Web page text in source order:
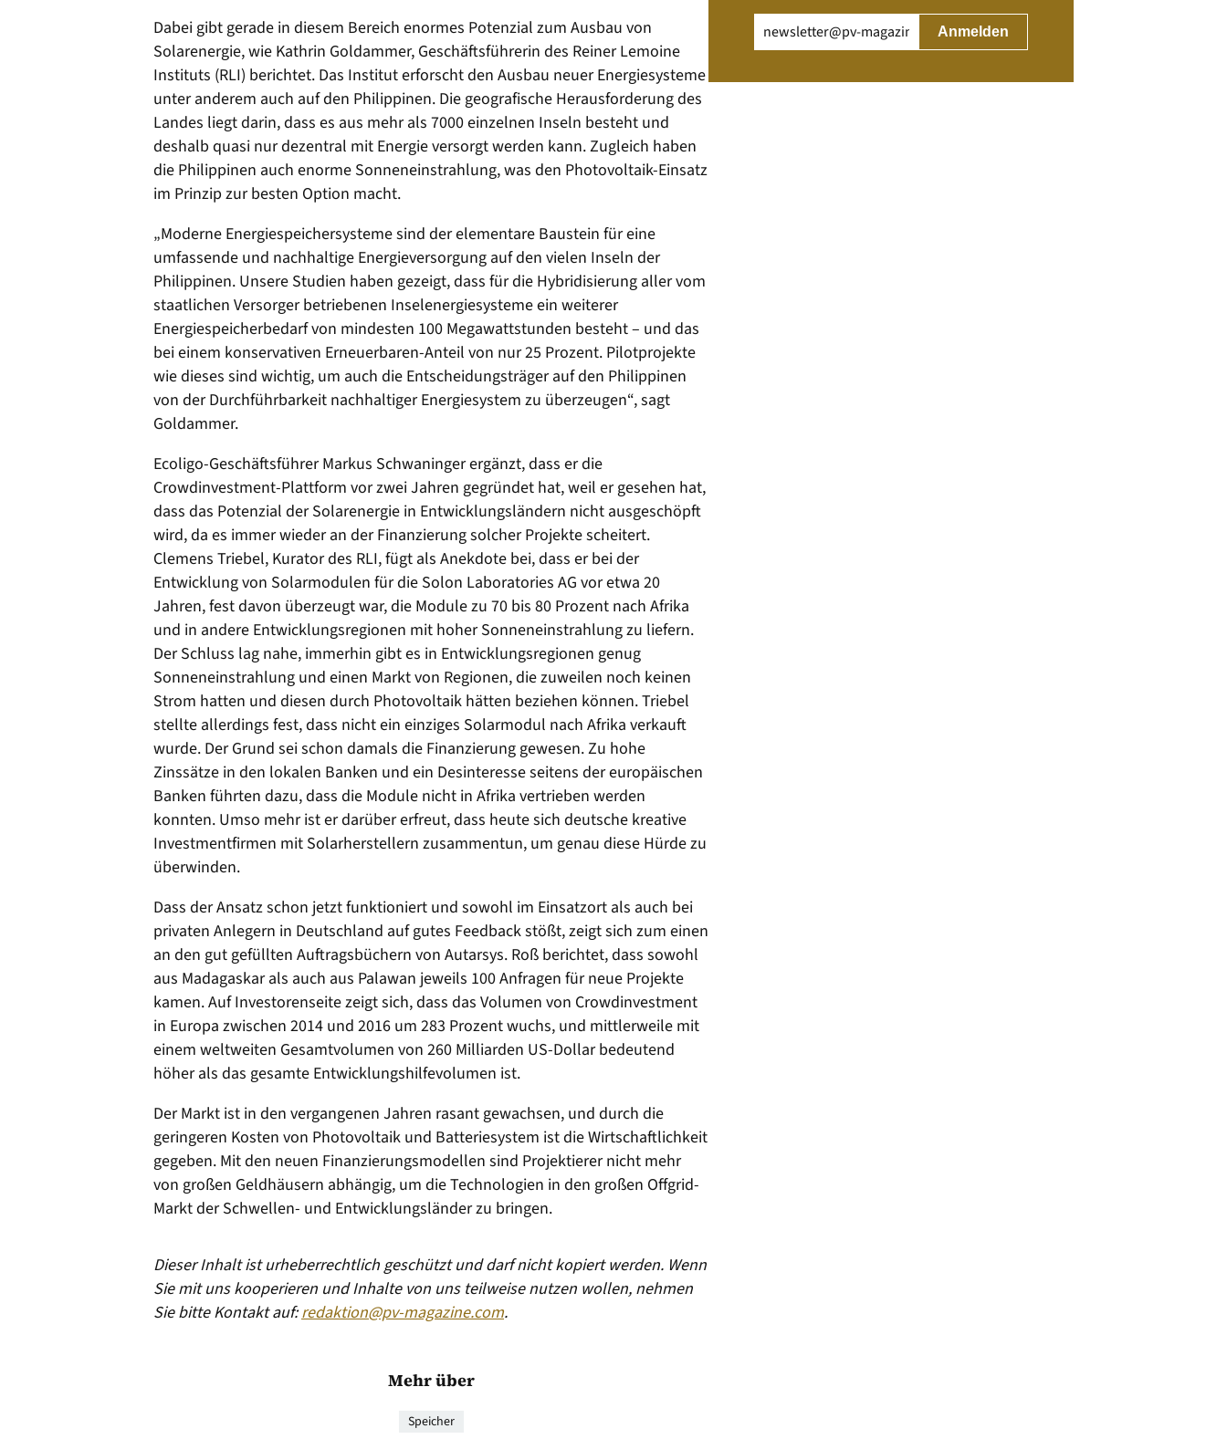
Dabei gibt gerade in diesem Bereich enormes Potenzial zum Ausbau von
Solarenergie, wie Kathrin Goldammer, Geschäftsführerin des Reiner Lemoine
Instituts (RLI) berichtet. Das Institut erforscht den Ausbau neuer Energiesysteme
unter anderem auch auf den Philippinen. Die geografische Herausforderung des
Landes liegt darin, dass es aus mehr als 7000 einzelnen Inseln besteht und
deshalb quasi nur dezentral mit Energie versorgt werden kann. Zugleich haben
die Philippinen auch enorme Sonneneinstrahlung, was den Photovoltaik-Einsatz
im Prinzip zur besten Option macht.
„Moderne Energiespeichersysteme sind der elementare Baustein für eine
umfassende und nachhaltige Energieversorgung auf den vielen Inseln der
Philippinen. Unsere Studien haben gezeigt, dass für die Hybridisierung aller vom
staatlichen Versorger betriebenen Inselenergiesysteme ein weiterer
Energiespeicherbedarf von mindesten 100 Megawattstunden besteht – und das
bei einem konservativen Erneuerbaren-Anteil von nur 25 Prozent. Pilotprojekte
wie dieses sind wichtig, um auch die Entscheidungsträger auf den Philippinen
von der Durchführbarkeit nachhaltiger Energiesystem zu überzeugen“, sagt
Goldammer.
Ecoligo-Geschäftsführer Markus Schwaninger ergänzt, dass er die
Crowdinvestment-Plattform vor zwei Jahren gegründet hat, weil er gesehen hat,
dass das Potenzial der Solarenergie in Entwicklungsländern nicht ausgeschöpft
wird, da es immer wieder an der Finanzierung solcher Projekte scheitert.
Clemens Triebel, Kurator des RLI, fügt als Anekdote bei, dass er bei der
Entwicklung von Solarmodulen für die Solon Laboratories AG vor etwa 20
Jahren, fest davon überzeugt war, die Module zu 70 bis 80 Prozent nach Afrika
und in andere Entwicklungsregionen mit hoher Sonneneinstrahlung zu liefern.
Der Schluss lag nahe, immerhin gibt es in Entwicklungsregionen genug
Sonneneinstrahlung und einen Markt von Regionen, die zuweilen noch keinen
Strom hatten und diesen durch Photovoltaik hätten beziehen können. Triebel
stellte allerdings fest, dass nicht ein einziges Solarmodul nach Afrika verkauft
wurde. Der Grund sei schon damals die Finanzierung gewesen. Zu hohe
Zinssätze in den lokalen Banken und ein Desinteresse seitens der europäischen
Banken führten dazu, dass die Module nicht in Afrika vertrieben werden
konnten. Umso mehr ist er darüber erfreut, dass heute sich deutsche kreative
Investmentfirmen mit Solarherstellern zusammentun, um genau diese Hürde zu
überwinden.
Dass der Ansatz schon jetzt funktioniert und sowohl im Einsatzort als auch bei
privaten Anlegern in Deutschland auf gutes Feedback stößt, zeigt sich zum einen
an den gut gefüllten Auftragsbüchern von Autarsys. Roß berichtet, dass sowohl
aus Madagaskar als auch aus Palawan jeweils 100 Anfragen für neue Projekte
kamen. Auf Investorenseite zeigt sich, dass das Volumen von Crowdinvestment
in Europa zwischen 2014 und 2016 um 283 Prozent wuchs, und mittlerweile mit
einem weltweiten Gesamtvolumen von 260 Milliarden US-Dollar bedeutend
höher als das gesamte Entwicklungshilfevolumen ist.
Der Markt ist in den vergangenen Jahren rasant gewachsen, und durch die
geringeren Kosten von Photovoltaik und Batteriesystem ist die Wirtschaftlichkeit
gegeben. Mit den neuen Finanzierungsmodellen sind Projektierer nicht mehr
von großen Geldhäusern abhängig, um die Technologien in den großen Offgrid-
Markt der Schwellen- und Entwicklungsländer zu bringen.
Dieser Inhalt ist urheberrechtlich geschützt und darf nicht kopiert werden. Wenn
Sie mit uns kooperieren und Inhalte von uns teilweise nutzen wollen, nehmen
Sie bitte Kontakt auf:redaktion@pv-magazine.com.
Mehr über
Speicher
(erforderlich)